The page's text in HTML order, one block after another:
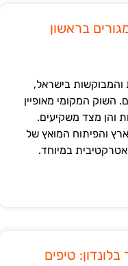
בראשון
והמבוקשות בישראל,
השוק המקומי מאופיין
והן מצד משקיעים.
והפיתוח המואץ של
במיוחד.
טיפים